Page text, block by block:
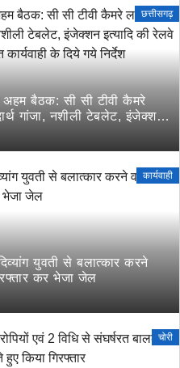
छत्तीसगढ़
अहम बैठक: सी सी टीवी कैमरे
गांजा, नशीली टेबलेट, इंजेक्शन
के लिए संयुक्त कार्यवाही
कार्यवाही
युवती से बलात्कार करने
कर भेजा जेल
चोरी